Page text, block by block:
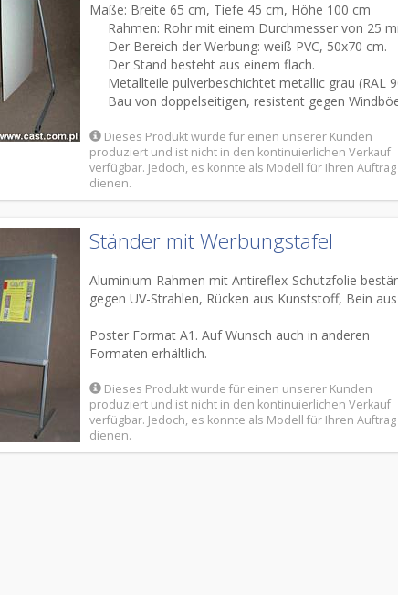
Maße: Breite 65 cm, Tiefe 45 cm, Höhe 100 cm
Rahmen: Rohr mit einem Durchmesser von 25
Der Bereich der Werbung: weiß PVC, 50x70 cm.
Der Stand besteht aus einem flach.
Metallteile pulverbeschichtet metallic grau (RAL
Bau von doppelseitigen, resistent gegen
Dieses Produkt wurde für einen unserer Kunden
produziert und ist nicht in den kontinuierlichen Verkauf
verfügbar. Jedoch, es konnte als Modell für Ihren Auftrag
dienen.
Ständer mit Werbungstafel
Aluminium-Rahmen mit Antireflex-Schutzfolie
gegen UV-Strahlen, Rücken aus Kunststoff, Bein
Poster Format A1 . Auf Wunsch auch in anderen
Formaten erhältlich.
Dieses Produkt wurde für einen unserer Kunden
produziert und ist nicht in den kontinuierlichen Verkauf
verfügbar. Jedoch, es konnte als Modell für Ihren Auftrag
dienen.